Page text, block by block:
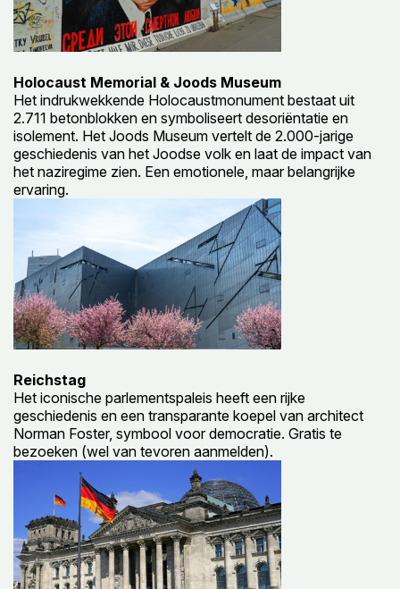
Holocaust Memorial & Joods Museum
Het indrukwekkende Holocaustmonument bestaat uit
2.711 betonblokken en symboliseert desoriëntatie en
isolement. Het Joods Museum vertelt de 2.000-jarige
geschiedenis van het Joodse volk en laat de impact van
het naziregime zien. Een emotionele, maar belangrijke
ervaring.
Reichstag
Het iconische parlementspaleis heeft een rijke
geschiedenis en een transparante koepel van architect
Norman Foster, symbool voor democratie. Gratis te
bezoeken (wel van tevoren aanmelden).